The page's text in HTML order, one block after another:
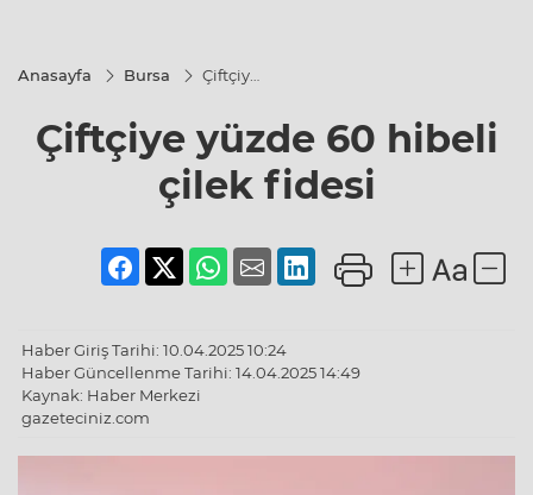
Anasayfa Bursa
Çiftçiye
hibeli
çilek
fidesi
Çiftçiye yüzde 60 hibeli
çilek fidesi
Haber Giriş Tarihi: 10.04.2025 10:24
Haber Güncellenme Tarihi: 14.04.2025 14:49
Kaynak: Haber Merkezi
gazeteciniz.com